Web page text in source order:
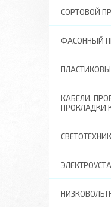
СОРТОВОЙ
ФАСОННЫЙ
КАБЕЛИ,
ПРОКЛАДКИ